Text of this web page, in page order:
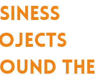
the